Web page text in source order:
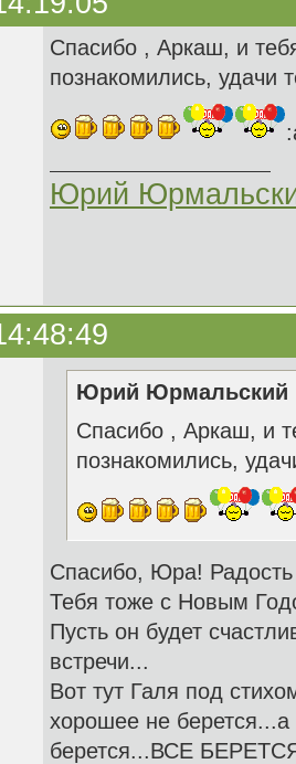
Спасибо , Аркаш, и
познакомились, удачи
Юрий
Юрий Юрмальский
Спасибо , Аркаш, и
познакомились,
Спасибо, Юра!
Тебя тоже с Новым
Пусть он будет
встречи...
Вот тут Галя под
хорошее не
берется...ВСЕ